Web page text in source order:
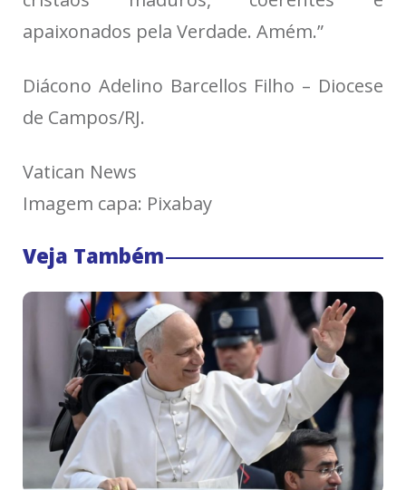
apaixonados pela Verdade. Amém.”
Diácono Adelino Barcellos Filho – Diocese
de Campos/RJ.
Vatican News
Imagem capa: Pixabay
Veja Também